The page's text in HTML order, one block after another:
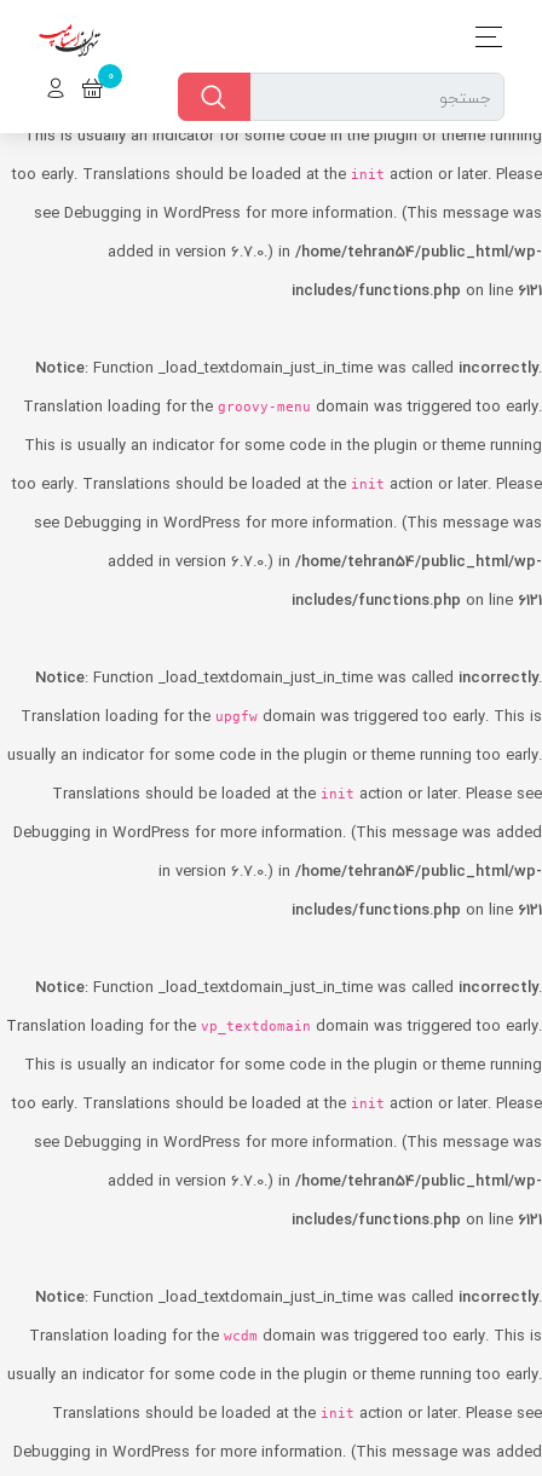
Notice: Function _load_textdomain_just_in_time was called
Translation loading for the
domain was triggered too early.
This is usually an indicator for some code in the plugin or theme running
too early. Translations should be loaded at the init action or later. Please
seeDebugging in WordPress for more information. (This message was
added in version 6.7.0.) in /home/tehran54/public_html/wp-
includes/functions.php on line 6121
Notice: Function _load_textdomain_just_in_time was called incorrectly.
Translation loading for the groovy-menu domain was triggered too early.
This is usually an indicator for some code in the plugin or theme running
too early. Translations should be loaded at the init action or later. Please
seeDebugging in WordPress for more information. (This message was
added in version 6.7.0.) in /home/tehran54/public_html/wp-
includes/functions.php on line 6121
Notice: Function _load_textdomain_just_in_time was called incorrectly.
Translation loading for the upgfw domain was triggered too early. This is
usually an indicator for some code in the plugin or theme running too early.
Translations should be loaded at the init action or later. Please see
Debugging in WordPress for more information. (This message was added
in version 6.7.0.) in /home/tehran54/public_html/wp-
includes/functions.php on line 6121
Notice: Function _load_textdomain_just_in_time was called incorrectly.
Translation loading for the vp_textdomain domain was triggered too early.
This is usually an indicator for some code in the plugin or theme running
too early. Translations should be loaded at the init action or later. Please
seeDebugging in WordPress for more information. (This message was
added in version 6.7.0.) in /home/tehran54/public_html/wp-
includes/functions.php on line 6121
Notice: Function _load_textdomain_just_in_time was called incorrectly.
Translation loading for the wcdm domain was triggered too early. This is
usually an indicator for some code in the plugin or theme running too early.
Translations should be loaded at the init action or later. Please see
Debugging in WordPress for more information. (This message was added
with swipe gestures.